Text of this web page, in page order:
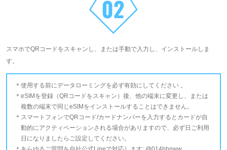
スマホでQRコードをスキャンし、または手動で入力し、インストールしま
す。
使用する前にデータローミングを必ず有効にしてください 。
eSIMを登録（QRコードをスキャン）後、他の端末に変更し、または
複数の端末で同じeSIMをインストールすることはできません。
スマートフォンでQRコード/カードナンバーを入力するとカードが自
動的にアクティベーションされる場合がありますので、必ず日ご利用
日になりましたらご設定してください。